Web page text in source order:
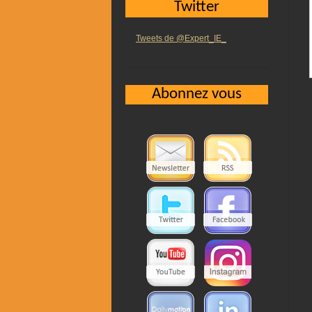
Twitter
Tweets de @Expert_IE_
Abonnez vous